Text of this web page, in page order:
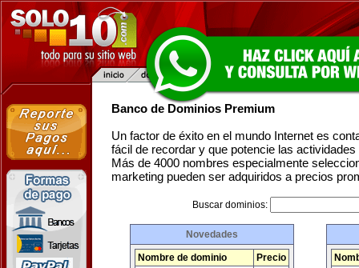
Banco de Dominios Premium
Un factor de éxito en el mundo Internet es
fácil de recordar y que potencie las
Más de 4000 nombres especialmente
marketing pueden ser adquiridos a precios
Buscar dominios:
Novedades
Nombre de dominio Precio